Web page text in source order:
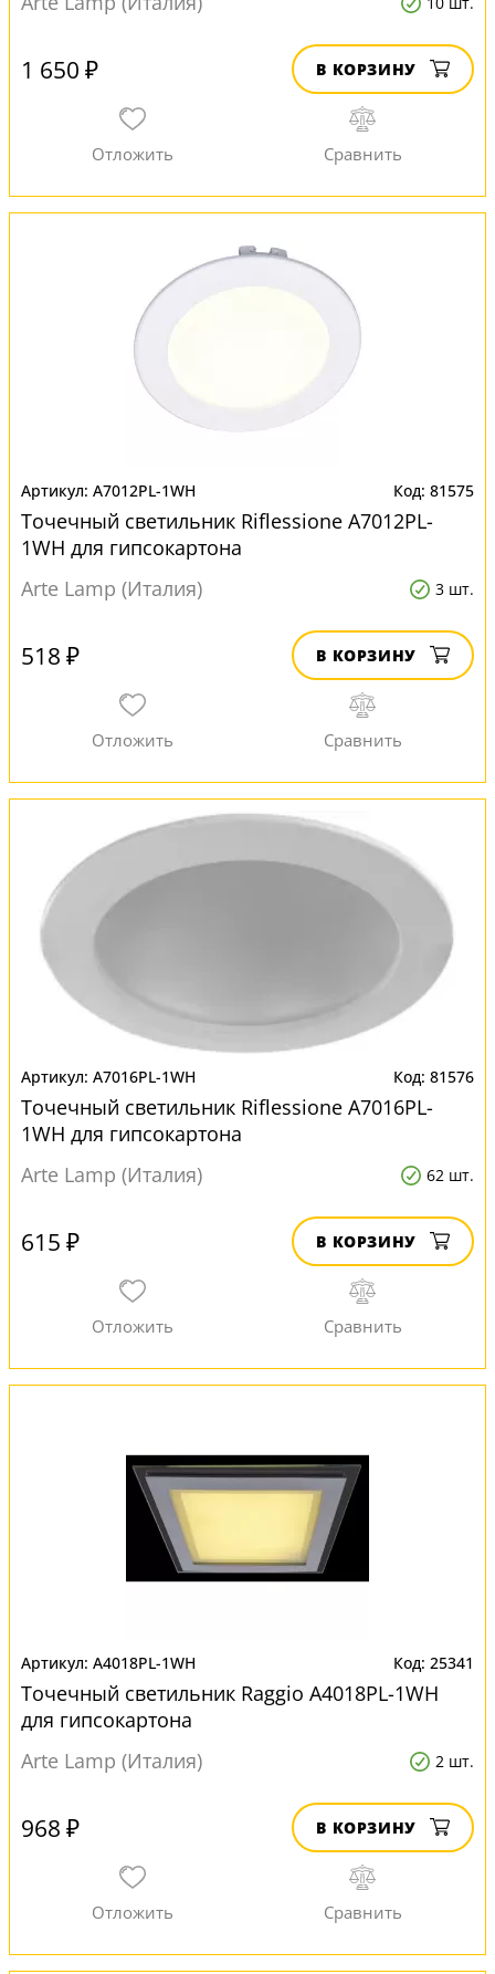
1 650 ₽ В КОРЗИНУ
A7012PL-1WH 81575
Точечный светильник Riflessione A7012PL-
1WH для гипсокартона
Arte Lamp (Италия)
3 шт.
518 ₽ В КОРЗИНУ
A7016PL-1WH 81576
Точечный светильник Riflessione A7016PL-
1WH для гипсокартона
Arte Lamp (Италия)
62 шт.
615 ₽ В КОРЗИНУ
A4018PL-1WH 25341
Точечный светильник Raggio A4018PL-1WH
для гипсокартона
Arte Lamp (Италия)
2 шт.
968 ₽ В КОРЗИНУ